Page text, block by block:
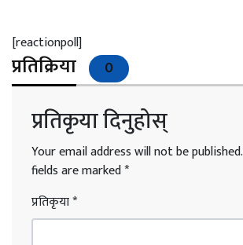
[reactionpoll]
प्रतिक्रिया 0
प्रतिकृया दिनुहोस्
Your email address will not be published.
fields are marked*
प्रतिकृया*